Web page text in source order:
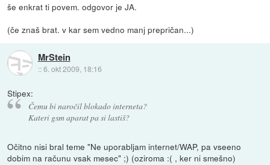
še enkrat ti povem. odgovor je JA.
(če znaš brat. v kar sem vedno manj prepričan...)
MrStein
::6. okt 2009, 18:16
Stipex:
Čemu bi naročil blokado interneta?
Kateri gsm aparat pa si lastiš?
Očitno nisi bral teme "Ne uporabljam internet/WAP, pa vseeno
dobim na računu vsak mesec" ;) (oziroma :( , ker ni smešno)